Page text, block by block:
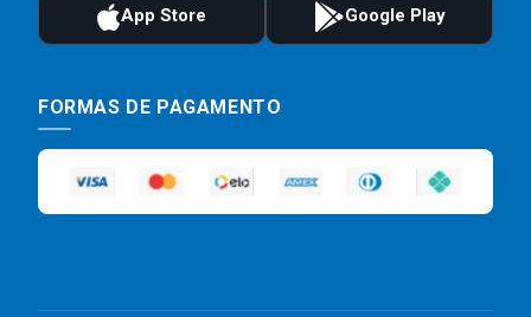
FORMAS DE PAGAMENTO